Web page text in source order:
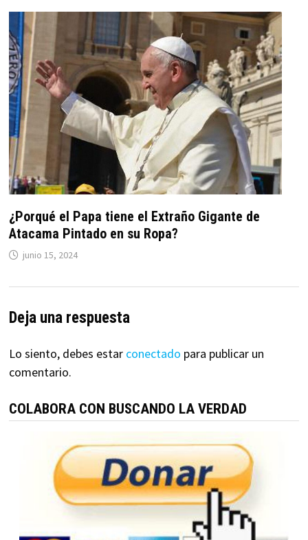
¿Porqué el Papa tiene el Extraño Gigante de
Atacama Pintado en su Ropa?
junio 15, 2024
Deja una respuesta
Lo siento, debes estar conectado para publicar un
comentario.
COLABORA CON BUSCANDO LA VERDAD